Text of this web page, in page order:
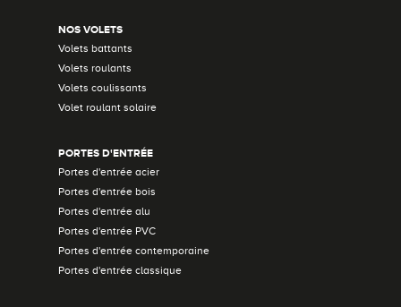
NOS VOLETS
Volets battants
Volets roulants
Volets coulissants
Volet roulant solaire
PORTES D'ENTRÉE
Portes d'entrée acier
Portes d'entrée bois
Portes d'entrée alu
Portes d'entrée PVC
Portes d'entrée contemporaine
Portes d'entrée classique